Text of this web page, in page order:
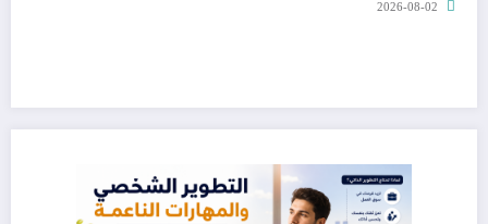
2026-08-02